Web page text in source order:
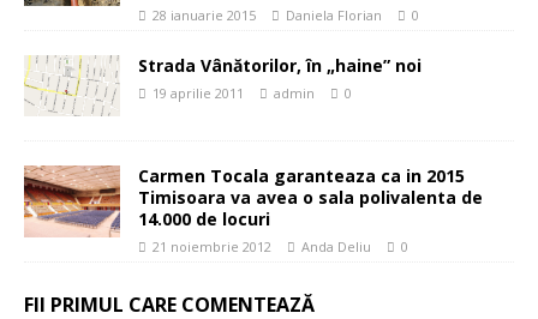
28 ianuarie 2015 Daniela Florian 0
Strada Vânătorilor, în „haine” noi
19 aprilie 2011 admin 0
Carmen Tocala garanteaza ca in 2015
Timisoara va avea o sala polivalenta de
14.000 de locuri
21 noiembrie 2012 Anda Deliu 0
FII PRIMUL CARE COMENTEAZĂ